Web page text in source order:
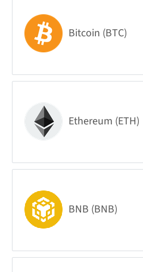
Bitcoin (BTC)
Ethereum (ETH)
BNB (BNB)